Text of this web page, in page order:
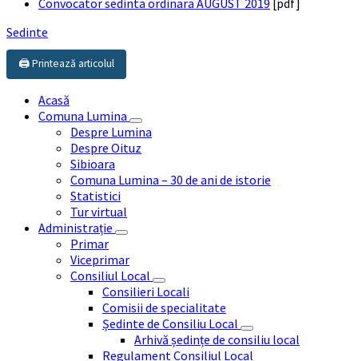
Sedinte
🖨️ Printează articolul
Acasă
Comuna Lumina
Despre Lumina
Despre Oituz
Sibioara
Comuna Lumina – 30 de ani de istorie
Statistici
Tur virtual
Administrație
Primar
Viceprimar
Consiliul Local
Consilieri Locali
Comisii de specialitate
Ședinte de Consiliu Local
Arhivă ședințe de consiliu local
Regulament Consiliul Local